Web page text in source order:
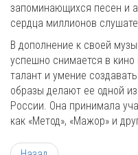
запоминающихся песен и
сердца миллионов
В дополнение к своей
успешно снимается в кино
талант и умение
образы делают ее одной
России. Она принимала
как «Метод», «Мажор» и